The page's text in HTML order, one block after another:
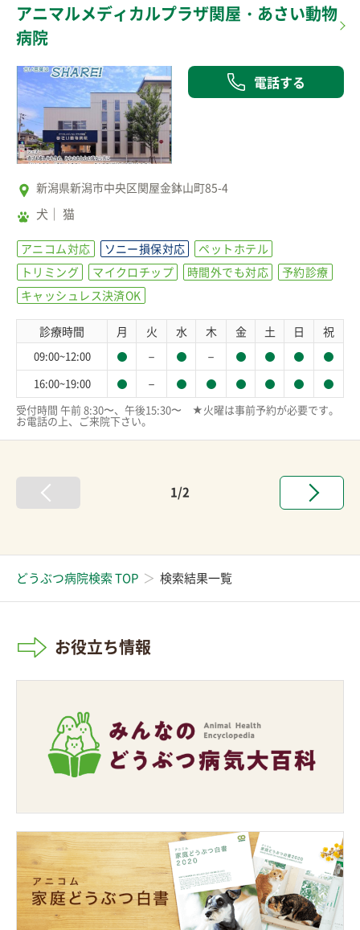
アニマルメディカルプラザ関屋・あさい動物
病院
電話する
新潟県新潟市中央区関屋金鉢山町85-4
犬 猫
アニコム対応 ソニー損保対応
ペットホテル
トリミング
マイクロチップ 時間外でも対応
予約診療
キャッシュレス決済OK
診療時間 月 火 水 木 金 土 日 祝
09:00~12:00 － －
16:00~19:00 －
受付時間 午前 8:30〜、午後15:30〜　★火曜は事前予約が必要です。
お電話の上、ご来院下さい。
1/2
どうぶつ病院検索 TOP 検索結果一覧
お役立ち情報